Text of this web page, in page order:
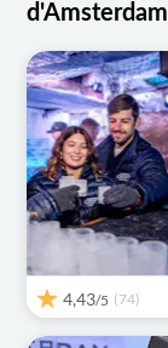
d'Amsterdam
4,43/5 (74)